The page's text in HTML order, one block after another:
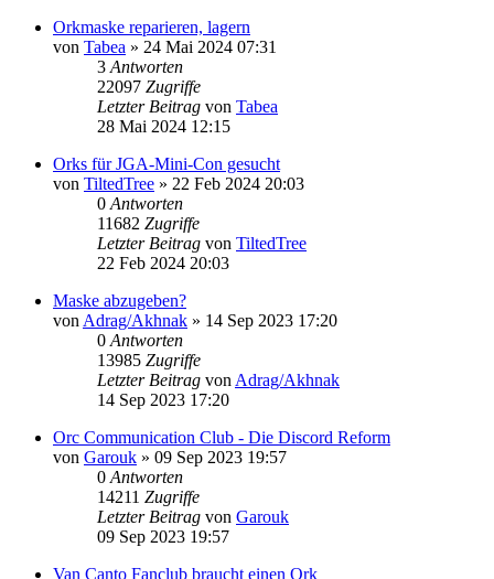
Orkmaske reparieren, lagern
von Tabea » 24 Mai 2024 07:31
3 Antworten
22097 Zugriffe
Letzter Beitrag von Tabea
28 Mai 2024 12:15
Orks für JGA-Mini-Con gesucht
von TiltedTree » 22 Feb 2024 20:03
0 Antworten
11682 Zugriffe
Letzter Beitrag von TiltedTree
22 Feb 2024 20:03
Maske abzugeben?
von Adrag/Akhnak » 14 Sep 2023 17:20
0 Antworten
13985 Zugriffe
Letzter Beitrag von Adrag/Akhnak
14 Sep 2023 17:20
Orc Communication Club - Die Discord Reform
von Garouk » 09 Sep 2023 19:57
0 Antworten
14211 Zugriffe
Letzter Beitrag von Garouk
09 Sep 2023 19:57
Van Canto Fanclub braucht einen Ork